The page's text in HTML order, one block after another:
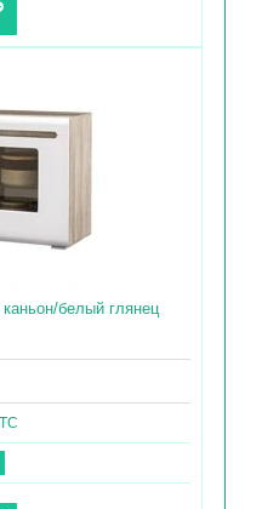
белый глянец